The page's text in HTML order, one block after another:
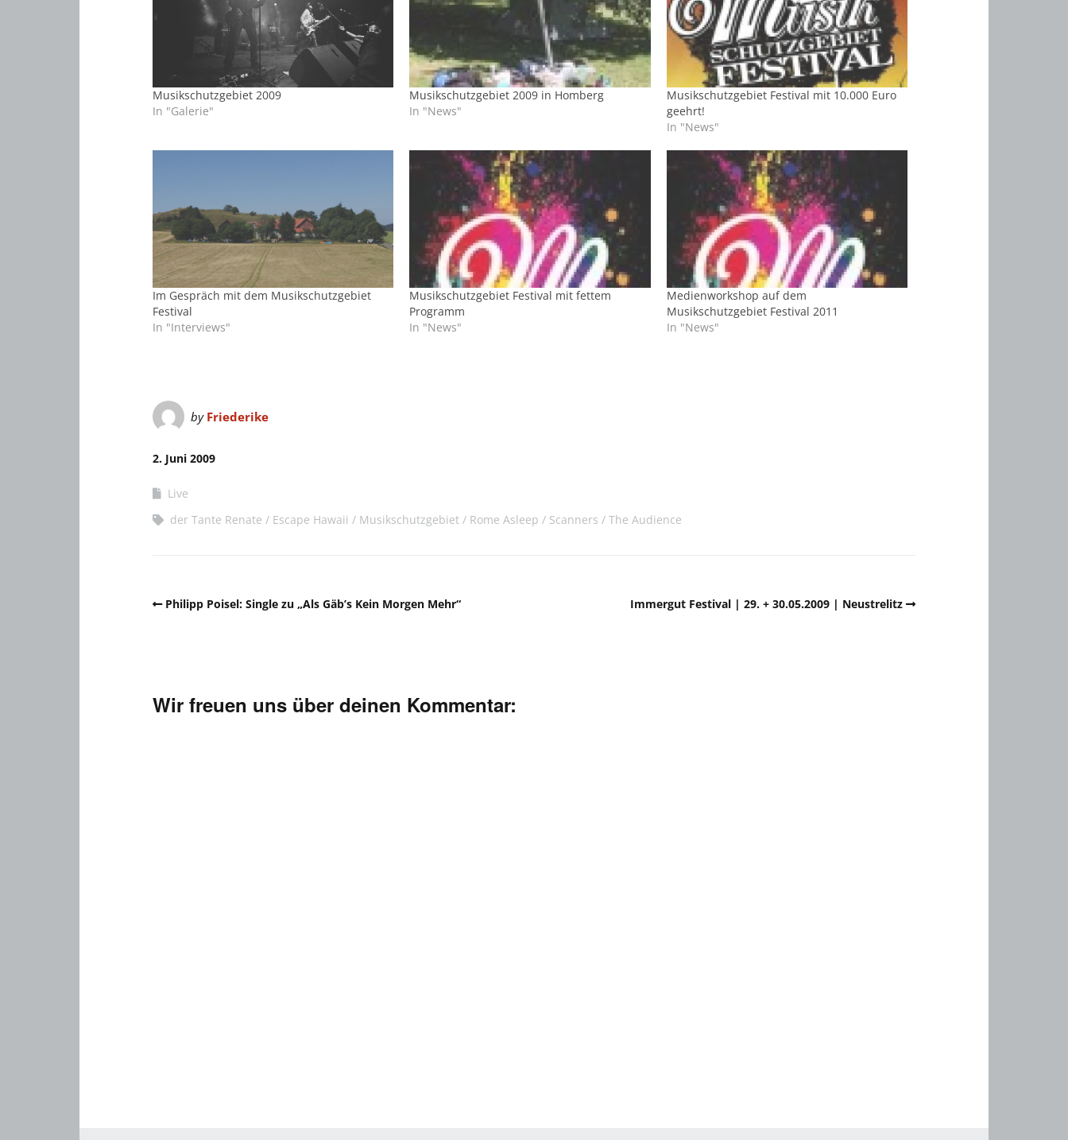
Musikschutzgebiet 2009
In "Galerie"
Musikschutzgebiet 2009 in Homberg
In "News"
Musikschutzgebiet Festival mit 10.000 Euro
geehrt!
In "News"
Im Gespräch mit dem Musikschutzgebiet
Festival
In "Interviews"
Musikschutzgebiet Festival mit fettem
Programm
In "News"
Medienworkshop auf dem
Musikschutzgebiet Festival 2011
In "News"
by Friederike
2. Juni 2009
Live
der Tante Renate
Escape Hawaii Musikschutzgebiet Rome Asleep Scanners The Audience
Philipp Poisel: Single zu „Als Gäb’s Kein Morgen Mehr“ Immergut Festival | 29. + 30.05.2009 | Neustrelitz
Wir freuen uns über deinen Kommentar: